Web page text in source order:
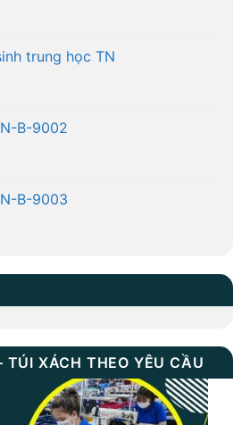
trung học TN
B-9002
B-9003
TÚI XÁCH THEO YÊU CẦU